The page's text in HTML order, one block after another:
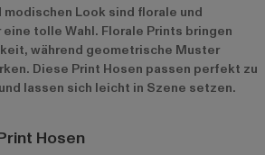
modischen Look sind florale und
tolle Wahl. Florale Prints bringen
während geometrische Muster
Diese Print Hosen passen perfekt zu
lassen sich leicht in Szene setzen.
Hosen